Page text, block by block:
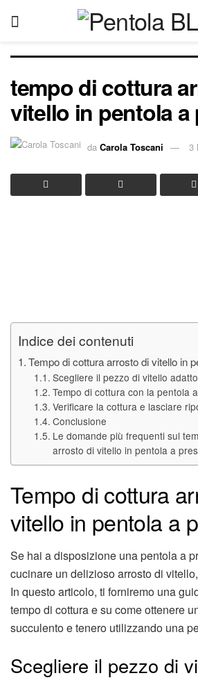
tempo di cottura
vitello in pentola a
da Carola Toscani 3
Indice dei contenuti
Tempo di cottura arrosto di vitello in
Scegliere il pezzo di vitello adatto
Tempo di cottura con la pentola
Verificare la cottura e lasciare
Conclusione
Le domande più frequenti sul
arrosto di vitello in pentola a
Tempo di cottura
vitello in pentola a
Se hai a disposizione una pentola a
cucinare un delizioso arrosto di
In questo articolo, ti forniremo una
tempo di cottura e su come ottenere
succulento e tenero utilizzando una
Scegliere il pezzo di